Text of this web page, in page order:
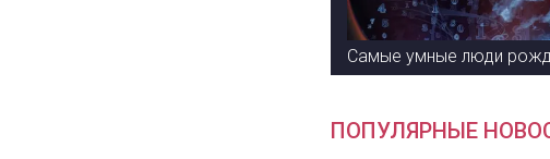
Самые умные люди
ПОПУЛЯРНЫЕ